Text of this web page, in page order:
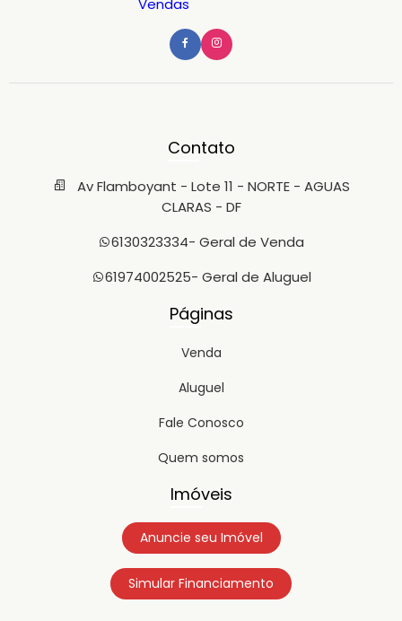
Contato
Av Flamboyant - Lote 11 - NORTE - AGUAS
CLARAS - DF
6130323334- Geral de Venda
61974002525- Geral de Aluguel
Páginas
Venda
Aluguel
Fale Conosco
Quem somos
Imóveis
Anuncie seu Imóvel
Simular Financiamento